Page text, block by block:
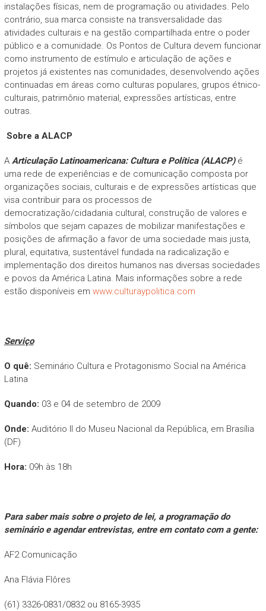
instalações físicas, nem de programação ou atividades. Pelo
contrário, sua marca consiste na transversalidade das
atividades culturais e na gestão compartilhada entre o poder
público e a comunidade. Os Pontos de Cultura devem funcionar
como instrumento de estímulo e articulação de ações e
projetos já existentes nas comunidades, desenvolvendo ações
continuadas em áreas como culturas populares, grupos étnico-
culturais, patrimônio material, expressões artísticas, entre
outras.
Sobre a ALACP
A Articulação Latinoamericana: Cultura e Política (ALACP)é
uma rede de experiências e de comunicação composta por
organizações sociais, culturais e de expressões artísticas que
visa contribuir para os processos de
democratização/cidadania cultural, construção de valores e
símbolos que sejam capazes de mobilizar manifestações e
posições de afirmação a favor de uma sociedade mais justa,
plural, equitativa, sustentável fundada na radicalização e
implementação dos direitos humanos nas diversas sociedades
e povos da América Latina. Mais informações sobre a rede
estão disponíveis em www.culturaypolitica.com
Serviço
O quê: Seminário Cultura e Protagonismo Social na América
Latina
Quando: 03 e 04 de setembro de 2009
Onde: Auditório II do Museu Nacional da República, em Brasília
(DF)
Hora: 09h às 18h
Para saber mais sobre o projeto de lei, a programação do
seminário e agendar entrevistas, entre em contato com a gente:
AF2 Comunicação
Ana Flávia Flôres
(61) 3326-0831/0832 ou 8165-3935